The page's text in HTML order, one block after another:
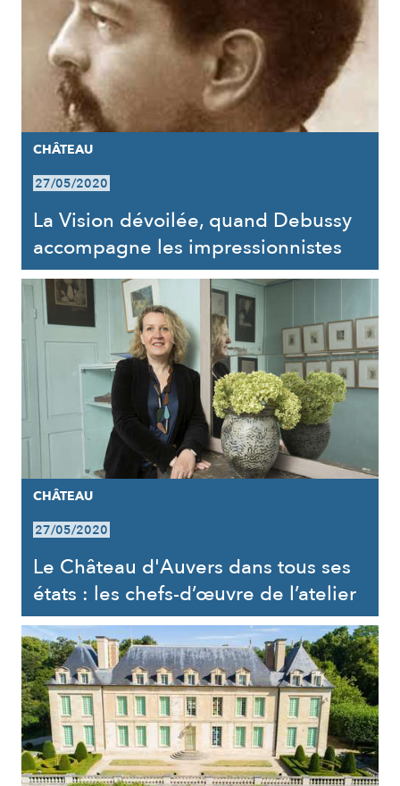
CHÂTEAU
27/05/2020
La Vision dévoilée, quand Debussy
accompagne les impressionnistes
CHÂTEAU
27/05/2020
Le Château d'Auvers dans tous ses
états : les chefs-d’œuvre de l’atelier